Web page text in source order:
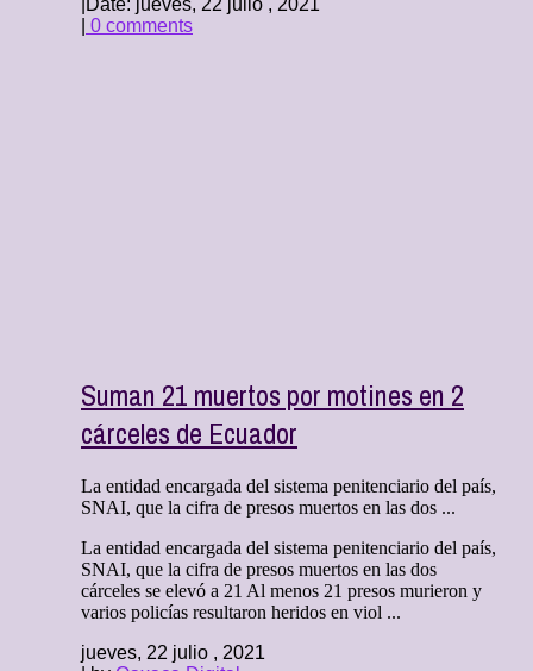
Date: jueves, 22 julio , 2021
0 comments
Suman 21 muertos por motines en 2
cárceles de Ecuador
La entidad encargada del sistema penitenciario del país,
SNAI, que la cifra de presos muertos en las dos ...
La entidad encargada del sistema penitenciario del país,
SNAI, que la cifra de presos muertos en las dos
cárceles se elevó a 21 Al menos 21 presos murieron y
varios policías resultaron heridos en viol ...
jueves, 22 julio , 2021